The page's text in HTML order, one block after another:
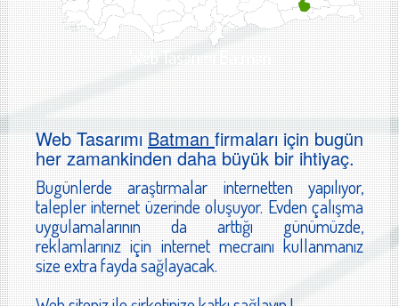
Web Tasarımı Batman
Web TasarımıBatmanfirmaları için bugün
her zamankinden daha büyük bir ihtiyaç.
Bugünlerde araştırmalar internetten yapılıyor,
talepler internet üzerinde oluşuyor. Evden çalışma
uygulamalarının da arttığı günümüzde,
reklamlarınız için internet mecraını kullanmanız
size extra fayda sağlayacak.